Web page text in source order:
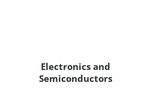
Electronics and
Semiconductors